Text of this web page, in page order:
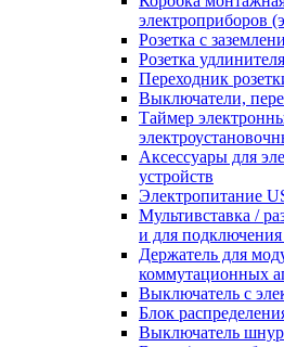
электроприборов
Розетка с
Розетка удлинителя
Переходник
Выключатели,
Таймер
Аксессуары для
устройств
Электропитание
Мультивставка /
и для подключения
Держатель для
коммутационных
Выключатель с
Блок
Выключатель